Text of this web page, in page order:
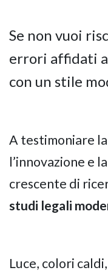
Se non vuoi
errori affidati
con un stile
A testimoniare
l’innovazione e
crescente di
studi legali
Luce, colori